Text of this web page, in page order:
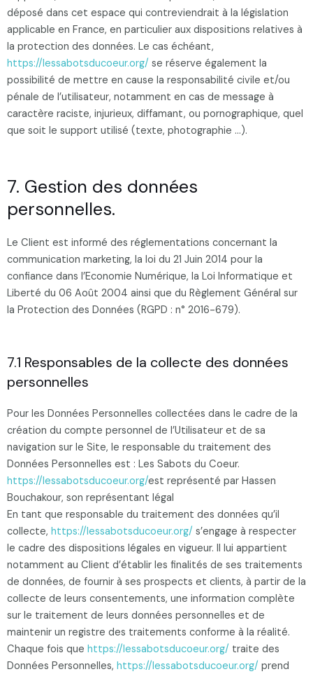
déposé dans cet espace qui contreviendrait à la législation
applicable en France, en particulier aux dispositions relatives à
la protection des données. Le cas échéant,
https://lessabotsducoeur.org/ se réserve également la
possibilité de mettre en cause la responsabilité civile et/ou
pénale de l’utilisateur, notamment en cas de message à
caractère raciste, injurieux, diffamant, ou pornographique, quel
que soit le support utilisé (texte, photographie …).
7. Gestion des données
personnelles.
Le Client est informé des réglementations concernant la
communication marketing, la loi du 21 Juin 2014 pour la
confiance dans l’Economie Numérique, la Loi Informatique et
Liberté du 06 Août 2004 ainsi que du Règlement Général sur
la Protection des Données (RGPD : n° 2016-679).
7.1 Responsables de la collecte des données
personnelles
Pour les Données Personnelles collectées dans le cadre de la
création du compte personnel de l’Utilisateur et de sa
navigation sur le Site, le responsable du traitement des
Données Personnelles est : Les Sabots du Coeur.
https://lessabotsducoeur.org/est représenté par Hassen
Bouchakour, son représentant légal
En tant que responsable du traitement des données qu’il
collecte, https://lessabotsducoeur.org/ s’engage à respecter
le cadre des dispositions légales en vigueur. Il lui appartient
notamment au Client d’établir les finalités de ses traitements
de données, de fournir à ses prospects et clients, à partir de la
collecte de leurs consentements, une information complète
sur le traitement de leurs données personnelles et de
maintenir un registre des traitements conforme à la réalité.
Chaque fois que https://lessabotsducoeur.org/ traite des
Données Personnelles, https://lessabotsducoeur.org/ prend